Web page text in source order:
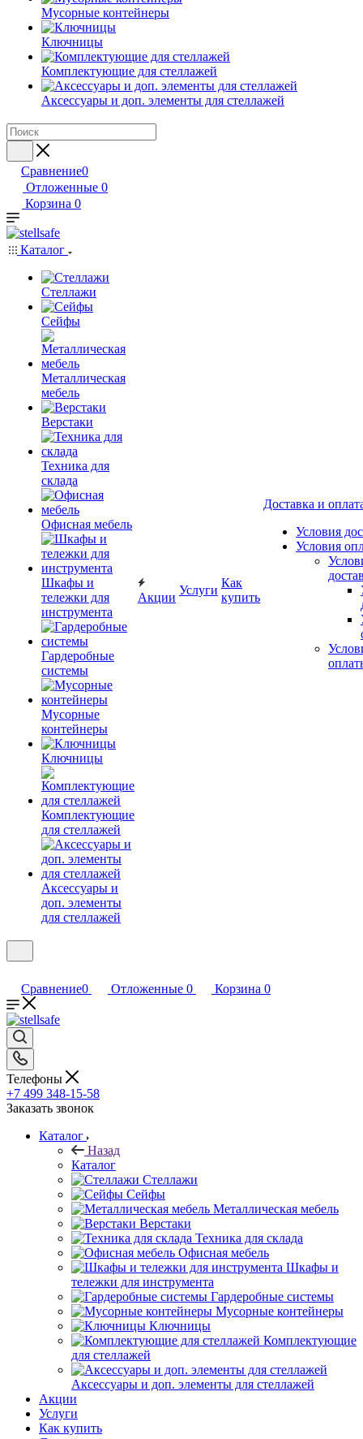
Мусорные контейнеры
Ключницы
Комплектующие для стеллажей
Аксессуары и доп. элементы для стеллажей
Сравнение0
Отложенные 0
Корзина 0
Каталог
Стеллажи
Сейфы
Металлическая
мебель
Верстаки
Техника для
склада
Офисная мебель
Шкафы и
тележки для
инструмента
Гардеробные
системы
Мусорные
контейнеры
Ключницы
Комплектующие
для стеллажей
Аксессуары и
доп. элементы
для стеллажей
Акции
Услуги
Как
купить
Доставка и
Условия
Условия
Сравнение0 Отложенные 0 Корзина 0
Телефоны
+7 499 348-15-58
Заказать звонок
Каталог
Назад
Каталог
Стеллажи
Сейфы
Металлическая мебель
Верстаки
Техника для склада
Офисная мебель
Шкафы и
тележки для инструмента
Гардеробные системы
Мусорные контейнеры
Ключницы
Комплектующие
для стеллажей
Аксессуары и доп. элементы для стеллажей
Акции
Услуги
Как купить